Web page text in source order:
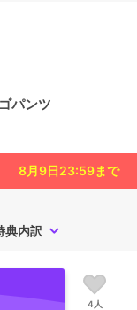
パンツ
8月9日23:59まで
典内訳
4人